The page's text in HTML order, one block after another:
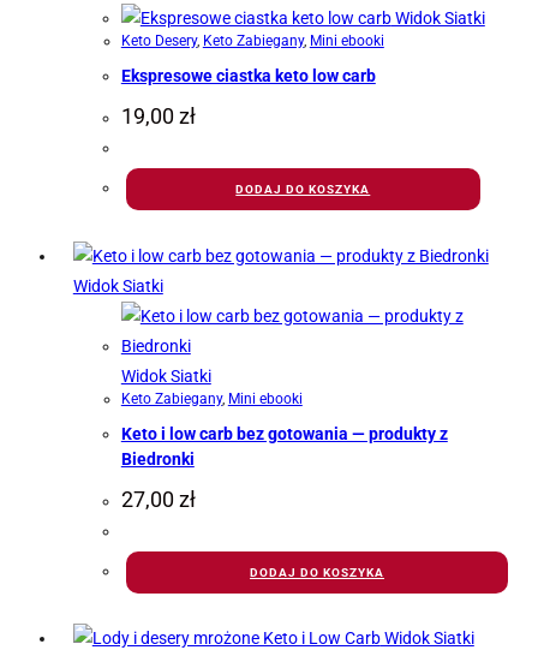
Widok Siatki
Keto Desery, Keto Zabiegany, Mini ebooki
Ekspresowe ciastka keto low carb
19,00zł
DODAJ DO KOSZYKA
Widok Siatki
Widok Siatki
Keto Zabiegany, Mini ebooki
Keto i low carb bez gotowania — produkty z
Biedronki
27,00zł
DODAJ DO KOSZYKA
Widok Siatki